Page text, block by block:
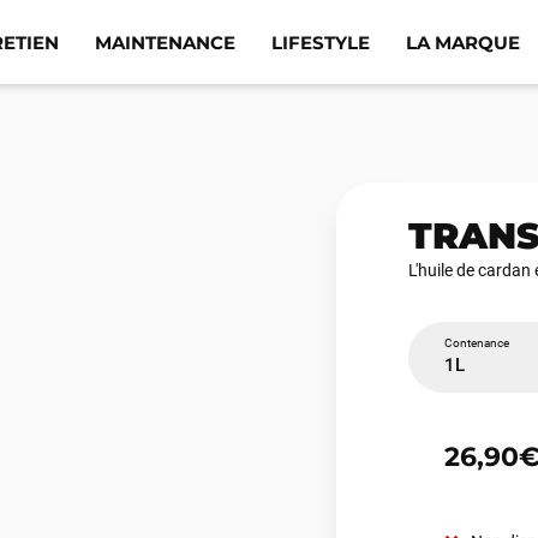
MAINTENANCE LIFESTYLE LA MARQUE
L'huile de
Contenance
1L